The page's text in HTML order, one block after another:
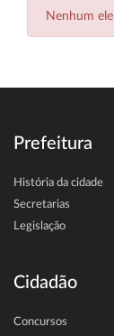
Nenhum
Prefeitura
História da cidade
Secretarias
Legislação
Cidadão
Concursos